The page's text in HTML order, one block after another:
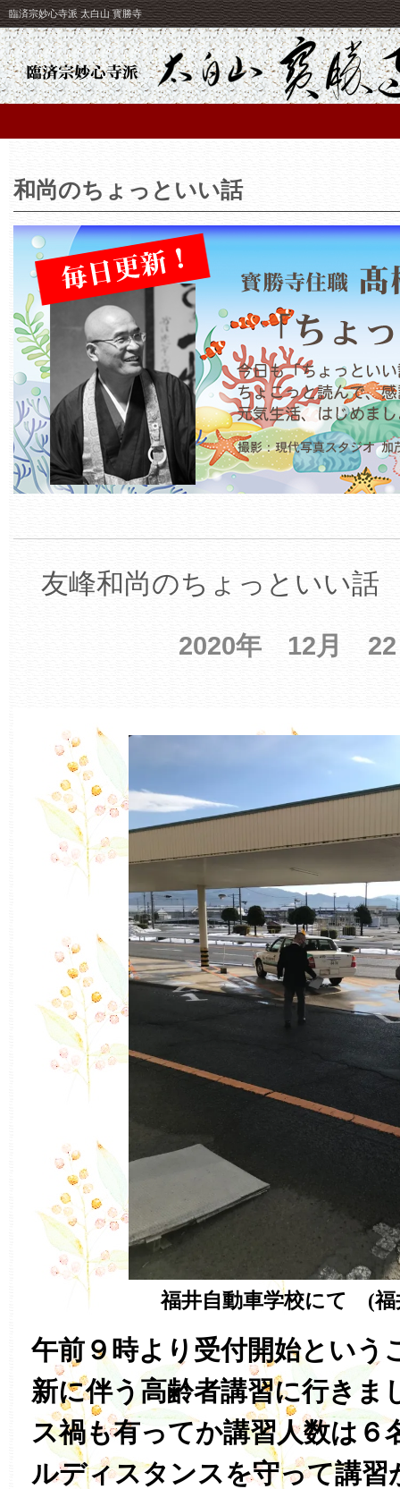
臨済宗妙心寺派 太白山 寳勝寺
和尚のちょっといい話
友峰和尚のちょっといい話
2020年 12月
福井自動車学校にて (福
午前９時より受付開始という
新に伴う高齢者講習に行きま
ス禍も有ってか講習人数は６
ルディスタンスを守って講習